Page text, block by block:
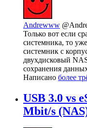
Andrewww
Только вот если
системника, то
системник с
двухдисковый
сохранения
Написано более
USB 3.0 vs
Mbit/s